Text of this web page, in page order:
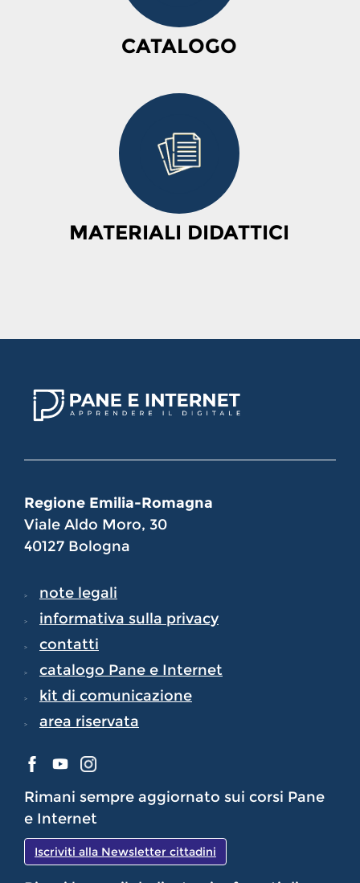
CATALOGO
MATERIALI DIDATTICI
Regione Emilia-Romagna
Viale Aldo Moro, 30
40127 Bologna
note legali
informativa sulla privacy
contatti
catalogo Pane e Internet
kit di comunicazione
area riservata
Rimani sempre aggiornato sui corsi Pane
e Internet
Iscriviti alla Newsletter cittadini